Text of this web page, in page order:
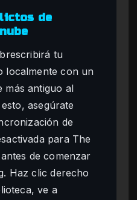
de
tu
localmente con un
más antiguo al
asegúrate
de
para The
de comenzar
Haz clic derecho
ve a